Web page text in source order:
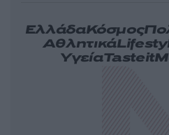
ΕλλάδαΚόσμος
Αθλητικά
ΥγείαTasteit